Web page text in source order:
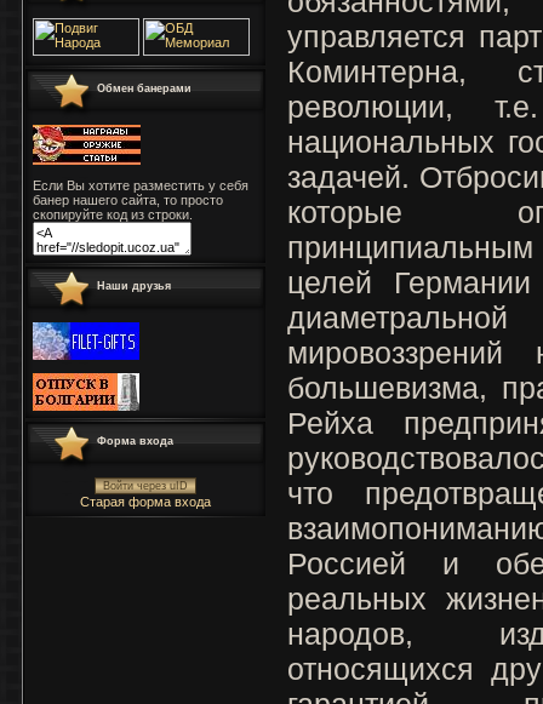
Обмен банерами
Если Вы хотите разместить у себя
банер нашего сайта, то просто
скопируйте код из строки.
Наши друзья
Форма входа
Войти через uID
Старая форма входа
управляется
Коминтерна,
революции,
национальных
задачей.
которые
принципиальным
целей
мировоззрений
большевизма,
Рейха
что
Россией и
реальных
народов,
относящихся